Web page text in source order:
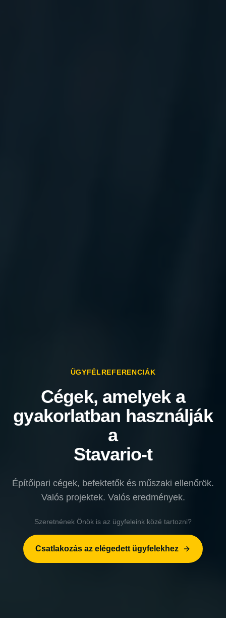
ÜGYFÉLREFERENCIÁK
Cégek, amelyek a
gyakorlatban használják
a
Stavario-t
Építőipari cégek, befektetők és műszaki ellenőrök.
Valós projektek. Valós eredmények.
Szeretnének Önök is az ügyfeleink közé tartozni?
Csatlakozás az elégedett ügyfelekhez